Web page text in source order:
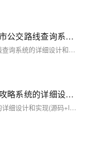
基于SpringBoot+Vue+uniapp的武汉市公交路线查询系统的详细设计和实现(源码+lw+部署文档+讲解等)
基于SpringBoot+Vue+uniapp的武汉市公交路线查询系统的详细设计和实现(源码+lw+部署文档+讲解等)
基于SpringBoot+Vue+uniapp的旅游攻略系统的详细设计和实现(源码+lw+部署文档+讲解等)
基于SpringBoot+Vue+uniapp的旅游攻略系统的详细设计和实现(源码+lw+部署文档+讲解等)